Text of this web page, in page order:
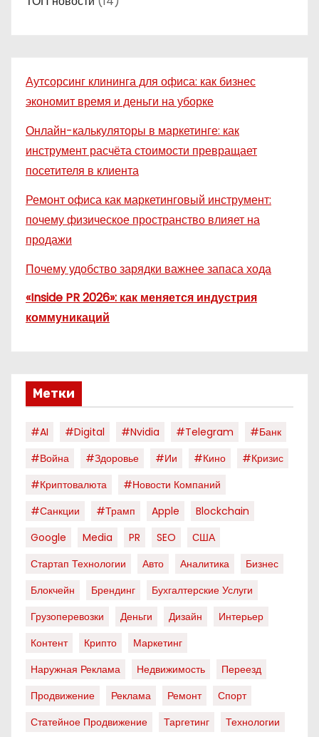
Аутсорсинг клининга для офиса: как бизнес
экономит время и деньги на уборке
Онлайн-калькуляторы в маркетинге: как
инструмент расчёта стоимости превращает
посетителя в клиента
Ремонт офиса как маркетинговый инструмент:
почему физическое пространство влияет на
продажи
Почему удобство зарядки важнее запаса хода
«Inside PR 2026»: как меняется индустрия
коммуникаций
Метки
#AI #digital #nvidia #telegram
#банк
#война
#здоровье #ии #кино
#кризис
#криптовалюта
#новости Компаний
#санкции
#трамп Apple
Blockchain
Google
Media PR SEO
США
Стартап Технологии
Авто Аналитика
Бизнес
Блокчейн
Брендинг
Бухгалтерские Услуги
Грузоперевозки
Деньги Дизайн
Интерьер
Контент
Крипто
Маркетинг
Наружная Реклама
Недвижимость
Переезд
Продвижение
Реклама Ремонт
Спорт
Статейное Продвижение
Таргетинг Технологии